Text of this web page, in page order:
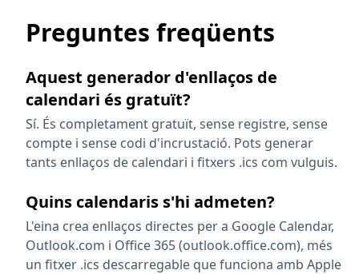
Preguntes freqüents
Aquest generador d'enllaços de
calendari és gratuït?
Sí. És completament gratuït, sense registre, sense
compte i sense codi d'incrustació. Pots generar
tants enllaços de calendari i fitxers .ics com vulguis.
Quins calendaris s'hi admeten?
L'eina crea enllaços directes per a Google Calendar,
Outlook.com i Office 365 (outlook.office.com), més
un fitxer .ics descarregable que funciona amb Apple